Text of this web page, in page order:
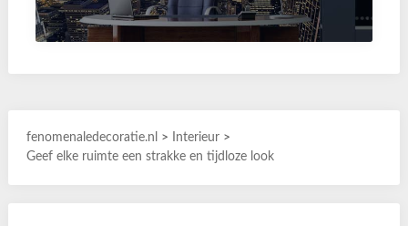
fenomenaledecoratie.nl > Interieur>
Geef elke ruimte een strakke en tijdloze look